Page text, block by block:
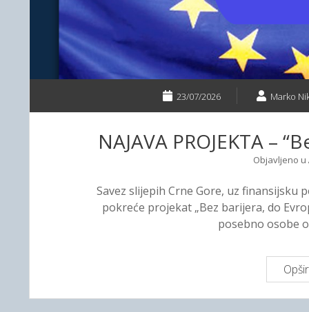
23/07/2026 Marko
NAJAVA PROJEKTA –
Objavljeno u
Savez slijepih Crne Gore, uz
pokreće projekat „Bez barijera, do
posebno osobe